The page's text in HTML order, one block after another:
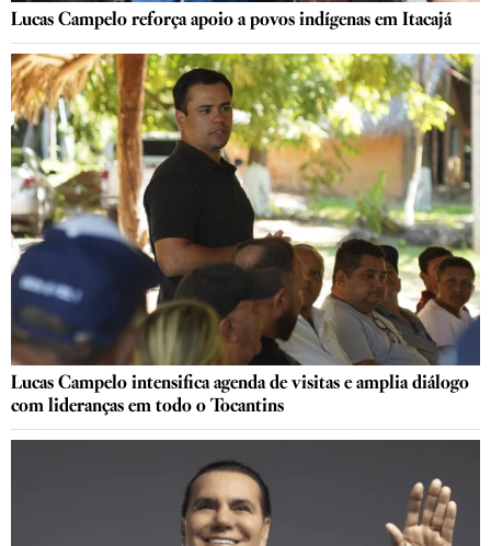
Lucas Campelo reforça apoio a povos indígenas em Itacajá
Lucas Campelo intensifica agenda de visitas e amplia diálogo
com lideranças em todo o Tocantins